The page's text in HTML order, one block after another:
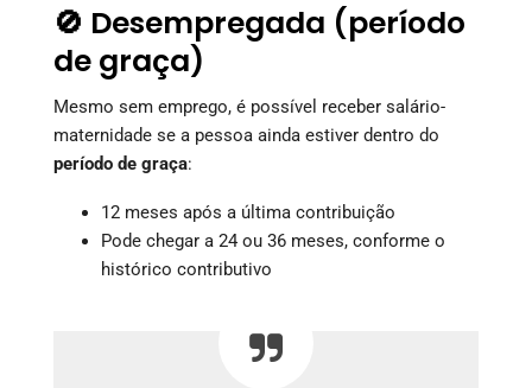
🚫 Desempregada (período
de graça)
Mesmo sem emprego, é possível receber salário-
maternidade se a pessoa ainda estiver dentro do
período de graça:
12 meses após a última contribuição
Pode chegar a 24 ou 36 meses, conforme o
histórico contributivo